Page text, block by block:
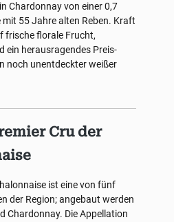
Chardonnay von einer 0,7
55 Jahre alten Reben. Kraft
frische florale Frucht,
ein herausragendes Preis-
noch unentdeckter weißer
Cru der
ist eine von fünf
der Region; angebaut werden
Chardonnay. Die Appellation